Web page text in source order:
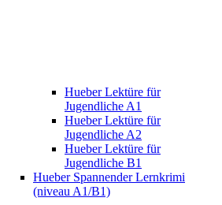
Hueber Lektüre für
Jugendliche A1
Hueber Lektüre für
Jugendliche A2
Hueber Lektüre für
Jugendliche B1
Hueber Spannender Lernkrimi
(niveau A1/B1)